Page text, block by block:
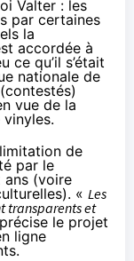
Valter : les
par certaines
la
accordée à
ce qu’il s’était
nationale de
contestés)
vue de la
limitation de
par le
ans (voire
« Les
transparents et
le projet
ligne